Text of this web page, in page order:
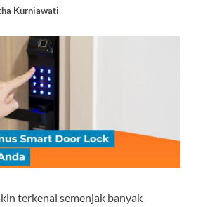
Kurniawati
terkenal semenjak banyak